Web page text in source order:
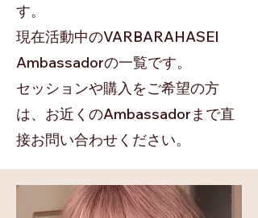
す。
​現在活動中のVARBARAHASEI
Ambassadorの一覧です。
セッションや購入をご希望の方
は、お近くのAmbassadorまで直
接お問い合わせください。